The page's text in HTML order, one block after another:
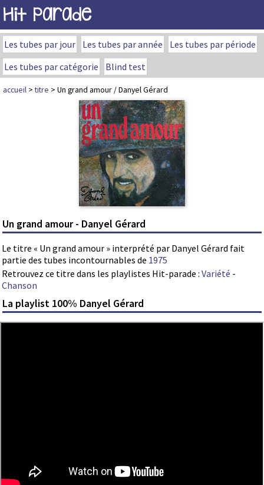
Hit Parade
Les tubes par jour Les tubes par année
Les tubes par période
Les tubes par catégorie
Blind test
accueil >titre > Un grand amour / Danyel Gérard
Un grand amour - Danyel Gérard
Le titre « Un grand amour » interprété par Danyel Gérard fait
partie des tubes incontournables de 1975
Retrouvez ce titre dans les playlistes Hit-parade : Variété -
Chanson
La playlist 100% Danyel Gérard